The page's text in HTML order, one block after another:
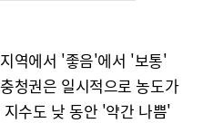
역에서 '좋음'에서 '보통'
청권은 일시적으로 농도가
수도 낮 동안 '약간 나쁨'